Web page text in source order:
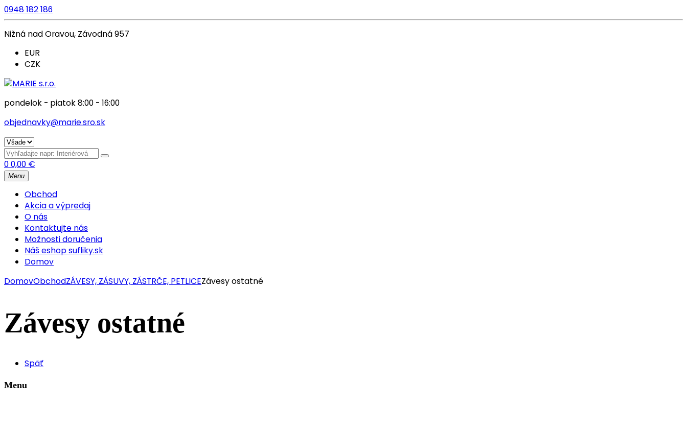
0948 182 186
Nižná nad Oravou, Závodná 957
EUR
CZK
pondelok - piatok 8:00 - 16:00
objednavky@marie.sro.sk
00,00 €
Menu
Obchod
Akcia a výpredaj
O nás
Kontaktujte nás
Možnosti doručenia
Náš eshop sufliky.sk
Domov
DomovObchodZÁVESY, ZÁSUVY, ZÁSTRČE, PETLICEZávesy ostatné
Závesy ostatné
Späť
Menu